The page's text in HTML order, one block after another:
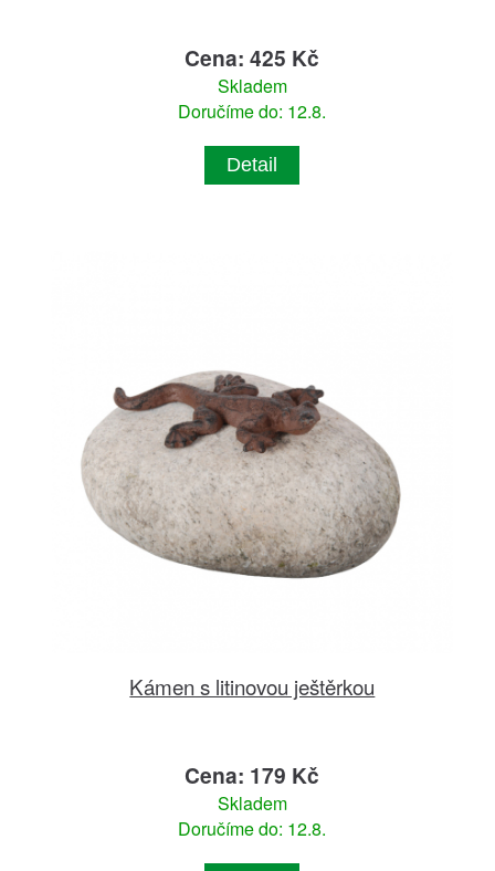
Cena: 425 Kč
Skladem
Doručíme do: 12.8.
Detail
Kámen s litinovou ještěrkou
Cena: 179 Kč
Skladem
Doručíme do: 12.8.